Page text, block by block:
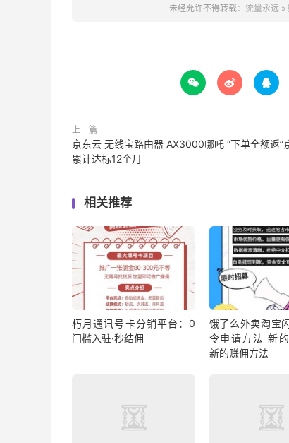
未经允许不得转载： 流量永远 »
  
上一篇
京东云 无线宝路由器 AX3000哪吒 “下单全额返”
累计达标12个月
相关推荐
朽月通讯号卡分销平台：0
门槛入驻·秒结佣
饿了么外卖淘宝
令申请方法 新
新的赚佣方法